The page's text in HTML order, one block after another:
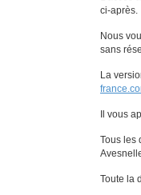
ci-après.
Nous
sans
La
Il vous
Tous les
Toute la